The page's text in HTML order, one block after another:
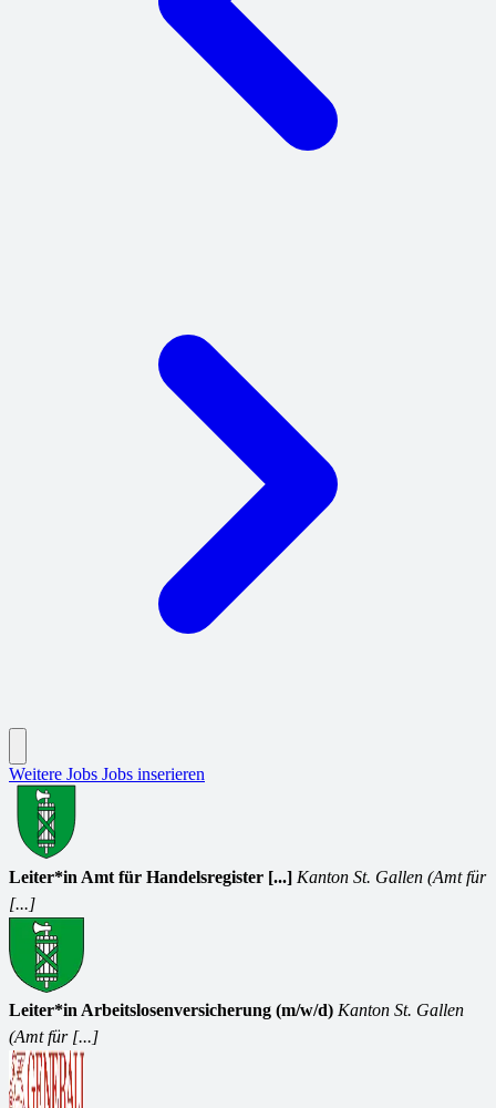
Weitere Jobs Jobs inserieren
Leiter*in Amt für Handelsregister [...] Kanton St. Gallen (Amt für
[...]
Leiter*in Arbeitslosenversicherung (m/w/d) Kanton St. Gallen
(Amt für [...]